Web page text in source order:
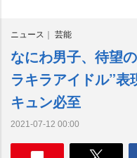
ニュース 芸能
なにわ男子、待望
ラキラアイドル”
キュン必至
2021-07-12 00:00